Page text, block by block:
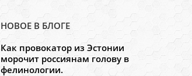
НОВОЕ В БЛОГЕ
Как провокатор из Эстонии
морочит россиянам голову в
фелинологии.